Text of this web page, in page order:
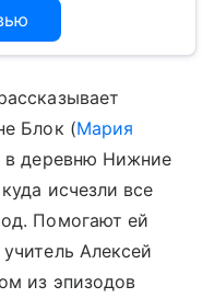
Блок (Мария
в деревню Нижние
исчезли все
Помогают ей
Алексей
из эпизодов